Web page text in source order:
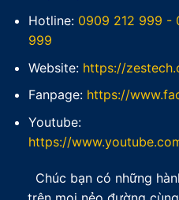
Hotline: 0909 212 999 -
999
Website: https://
Fanpage: https://
Youtube:
https://
Chúc bạn có những